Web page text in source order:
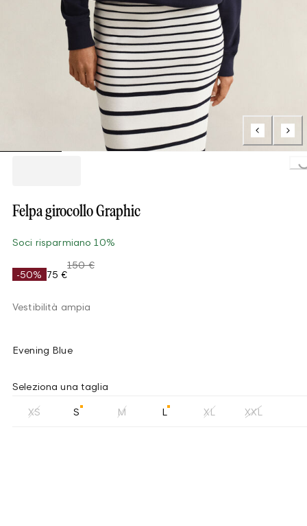
Felpa girocollo Graphic
Soci risparmiano 10%
-50% 75 €
150 €
Vestibilità ampia
Evening Blue
Seleziona una taglia
XS S M L XL XXL